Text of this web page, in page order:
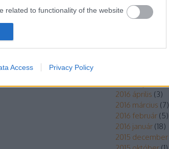
related to functionality of the website
related to personalization.
related to security, including
Access Privacy Policy
értük a
esetén forduljon a blog
tájékoztatóban
2016 augusztus
2016 május(8)
2016 április (3)
2016 március (7)
2016 február (5)
2016 január (18)
2015 december